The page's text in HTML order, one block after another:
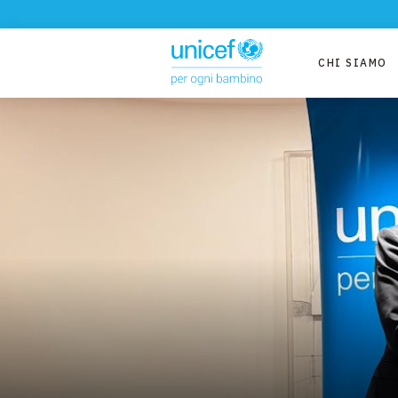
CHI SIAMO